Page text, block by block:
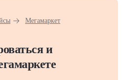
Мегамаркет
и